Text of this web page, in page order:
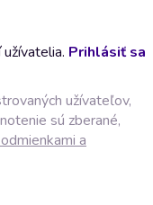
Prihlásiť sa
užívateľov,
sú zberané,
a